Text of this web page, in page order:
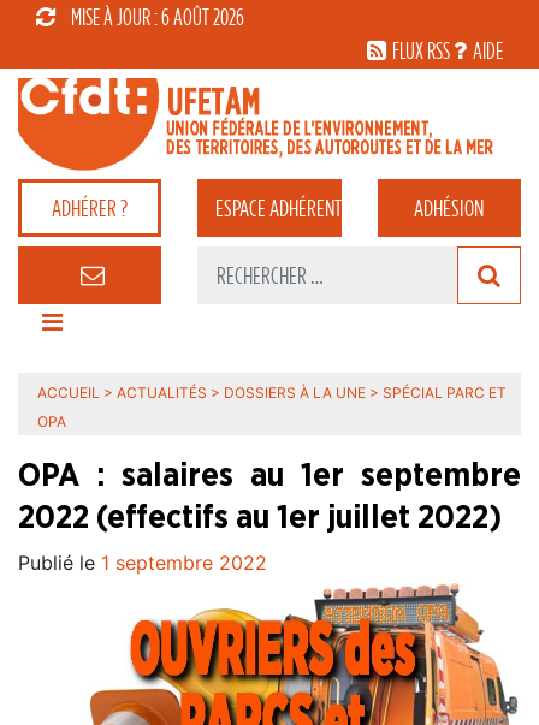
MISE À JOUR : 6 AOÛT 2026
FLUX RSS
AIDE
ADHÉRER ? ESPACEADHÉRENT ADHÉSION
ACCUEIL > ACTUALITÉS > DOSSIERS À LA UNE > SPÉCIAL PARC ET
OPA
OPA : salaires au 1er septembre
2022 (effectifs au 1er juillet 2022)
Publié le 1 septembre 2022